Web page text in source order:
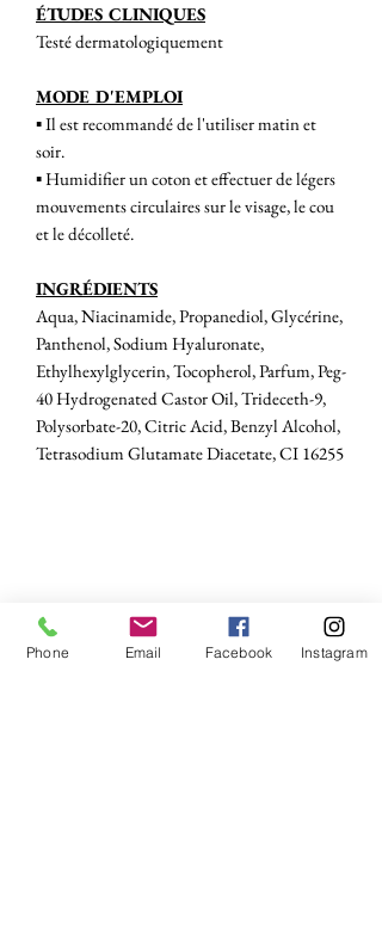
ÉTUDES CLINIQUES
Testé dermatologiquement
MODE D'EMPLOI
▪︎ Il est recommandé de l'utiliser matin et
soir.
▪︎ Humidifier un coton et effectuer de légers
mouvements circulaires sur le visage, le cou
et le décolleté.
INGRÉDIENTS
Aqua, Niacinamide, Propanediol, Glycérine,
Panthenol, Sodium Hyaluronate,
Ethylhexylglycerin, Tocopherol, Parfum, Peg-
40 Hydrogenated Castor Oil, Trideceth-9,
Polysorbate-20, Citric Acid, Benzyl Alcohol,
Tetrasodium Glutamate Diacetate, CI 16255
Phone Email Facebook Instagram